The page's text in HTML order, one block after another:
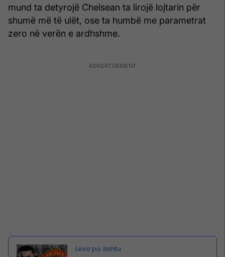
mund ta detyrojë Chelsean ta lirojë lojtarin për
shumë më të ulët, ose ta humbë me parametrat
zero në verën e ardhshme.